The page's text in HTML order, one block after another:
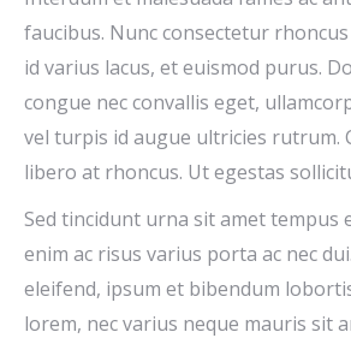
faucibus. Nunc consectetur
id varius lacus, et euismod purus.
congue nec convallis eget,
vel turpis id augue ultricies rutrum.
libero at rhoncus. Ut egestas
Sed tincidunt urna sit amet tempus
enim ac risus varius porta ac nec
eleifend, ipsum et bibendum
lorem, nec varius neque mauris sit